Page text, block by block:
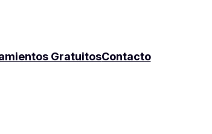
GratuitosContacto